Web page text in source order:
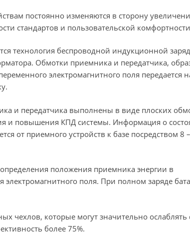
постоянно изменяются в сторону
стандартов и пользовательской
технология беспроводной индукционной
Обмотки приемника и передатчика,
электромагнитного поля передается
и передатчика выполнены в виде плоских
и повышения КПД системы. Информация о
от приемного устройств к базе посредством 8
положения приемника энергии в
электромагнитного поля. При полном заряде
чехлов, которые могут значительно ослаблять
более 75%.